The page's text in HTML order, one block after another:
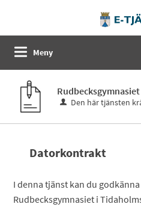
Meny
Den här tjänsten
Datorkontrakt
I denna tjänst kan du
Rudbecksgymnasiet i